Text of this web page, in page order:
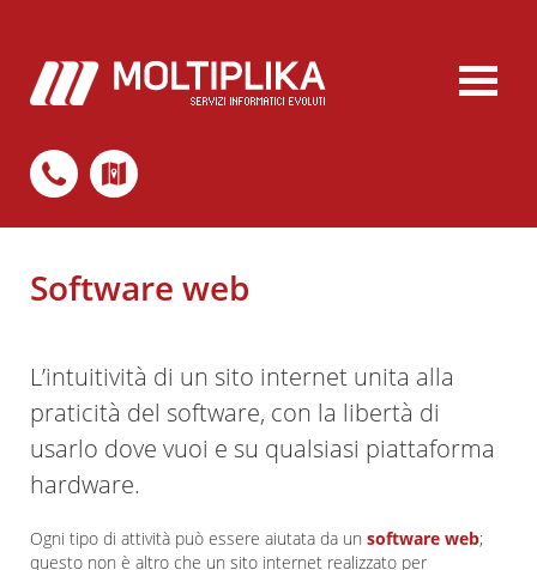
Software web
L’intuitività di un sito internet unita alla
praticità del software, con la libertà di
usarlo dove vuoi e su qualsiasi piattaforma
hardware.
Ogni tipo di attività può essere aiutata da un software web;
questo non è altro che un sito internet realizzato per